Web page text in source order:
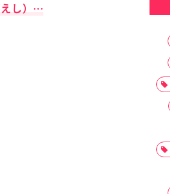
えし）…